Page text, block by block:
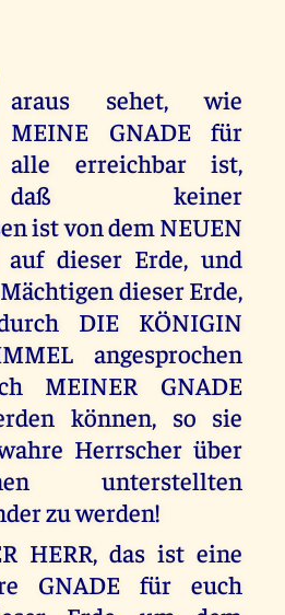
araus sehet, wie
MEINE GNADE für
alle erreichbar ist,
daß keiner
ist von dem NEUEN
auf dieser Erde, und
dieser Erde,
DIE KÖNIGIN
angesprochen
MEINER GNADE
können, so sie
Herrscher über
unterstellten
zu werden!
HERR, das ist eine
GNADE für euch